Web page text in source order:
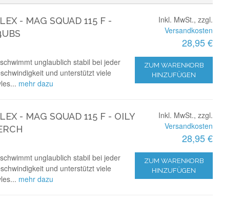
- MAG SQUAD 115 F -
Inkl. MwSt., zzgl.
Versandkosten
28,95 €
ZUM WARENKORB
HINZUFÜGEN
unglaublich stabil bei jeder
und unterstützt viele
mehr dazu
- MAG SQUAD 115 F - OILY
Inkl. MwSt., zzgl.
Versandkosten
28,95 €
ZUM WARENKORB
HINZUFÜGEN
unglaublich stabil bei jeder
und unterstützt viele
mehr dazu